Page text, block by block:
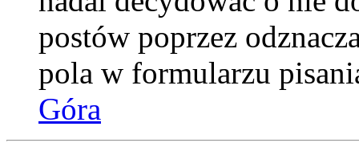
postów poprzez
pola w formularzu
Góra